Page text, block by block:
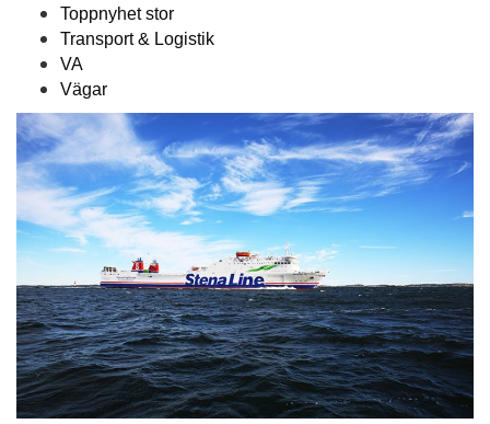
Toppnyhet stor
Transport & Logistik
VA
Vägar